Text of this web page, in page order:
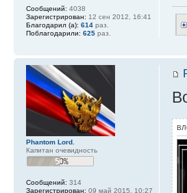
Сообщений: 4038
Зарегистрирован: 12 сен 2012, 16:41
Благодарил (а): 614 раз.
Поблагодарили: 625 раз.
Phantom Lord.
Капитан очевидность
Сообщений: 314
Зарегистрирован: 09 май 2015, 10:27